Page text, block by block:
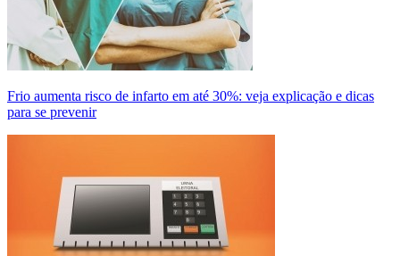
Frio aumenta risco de infarto em até 30%: veja explicação e dicas
para se prevenir